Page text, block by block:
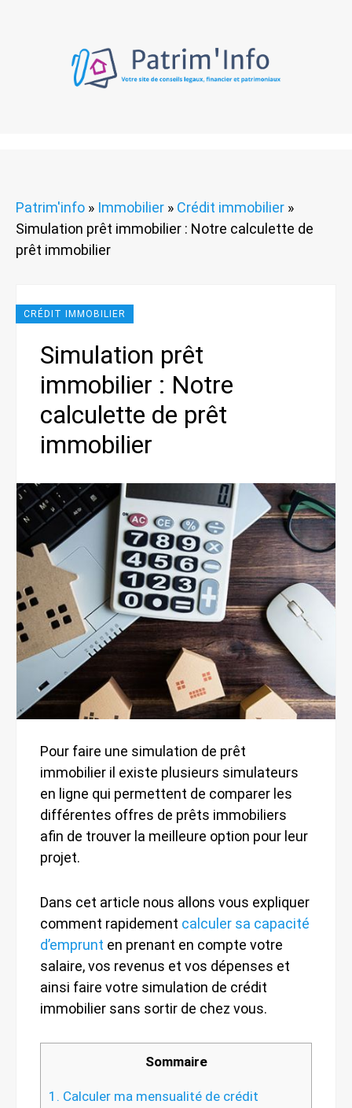
Patrim'info » Immobilier » Crédit immobilier »
Simulation prêt immobilier : Notre calculette de
prêt immobilier
CRÉDIT IMMOBILIER
Simulation prêt
immobilier : Notre
calculette de prêt
immobilier
Pour faire une simulation de prêt
immobilier il existe plusieurs simulateurs
en ligne qui permettent de comparer les
différentes offres de prêts immobiliers
afin de trouver la meilleure option pour leur
projet.
Dans cet article nous allons vous expliquer
comment rapidement calculer sa capacité
d’emprunt en prenant en compte votre
salaire, vos revenus et vos dépenses et
ainsi faire votre simulation de crédit
immobilier sans sortir de chez vous.
Sommaire
1. Calculer ma mensualité de crédit